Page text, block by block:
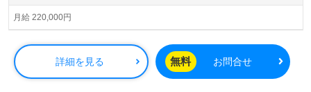
月給 220,000円
詳細を見る 無料 お問合せ